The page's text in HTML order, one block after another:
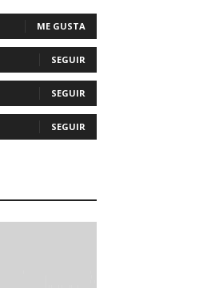
ME GUSTA
SEGUIR
SEGUIR
SEGUIR